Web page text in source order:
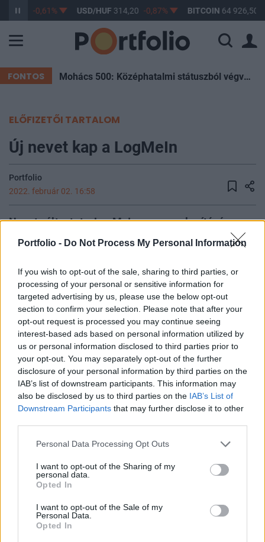
Portfolio - Do Not Process My Personal Information
If you wish to opt-out of the sale, sharing to third parties, or
processing of your personal or sensitive information for
targeted advertising by us, please use the below opt-out
section to confirm your selection. Please note that after your
opt-out request is processed you may continue seeing
interest-based ads based on personal information utilized by
us or personal information disclosed to third parties prior to
your opt-out. You may separately opt-out of the further
disclosure of your personal information by third parties on the
IAB’s list of downstream participants. This information may
also be disclosed by us to third parties on the IAB’s List of
Downstream Participants that may further disclose it to other
Personal Data Processing Opt Outs
I want to opt-out of the Sharing of my
personal data.
Opted In
I want to opt-out of the Sale of my
Personal Data.
Opted In
363,17 -0,61% USD/HUF 314,20 -0,87% BITCOIN 64 926,50
FONTOS Mohács 500: Középhatalmi státuszból végvárország – Hogyan sodródott a Magyar Királyság a végzetébe?
ELŐFIZETŐI TARTALOM
Új nevet kap a LogMeIn
Portfolio
2022. február 02. 16:58
Nevet változtat a LogMeIn magyar alapítású
biztonsági szoftvereket fejlesztő cég, az egyik
vállalatként folytatja majd tovább.
Új név, új termékek A LogMeIn bejelentette, hogy ezentúl új
néven futnak tovább, amely megegyezik az egyik
zászlóshajó termékük nevével, a Go To-val. A
névváltoztatásra azért volt szükség, mert úgy érzékelték az
értékesítés során, hogy a piacvezető termékük nevét az
ügyfelek jobban ismerik, mint magát a vállalatét. A
névváltoztatás eredménye, hogy a LastPass...
KEDVES OLVASÓNK!
A keresett cikk a portfolio.hu hírarchívumához
regisztrációhoz kötött.
Az előfizetés a következőket tartalmazza:
Portfolio.hu teljes cikkarchívum
Kötéslisták: BÉT elmúlt 2 év napon belüli